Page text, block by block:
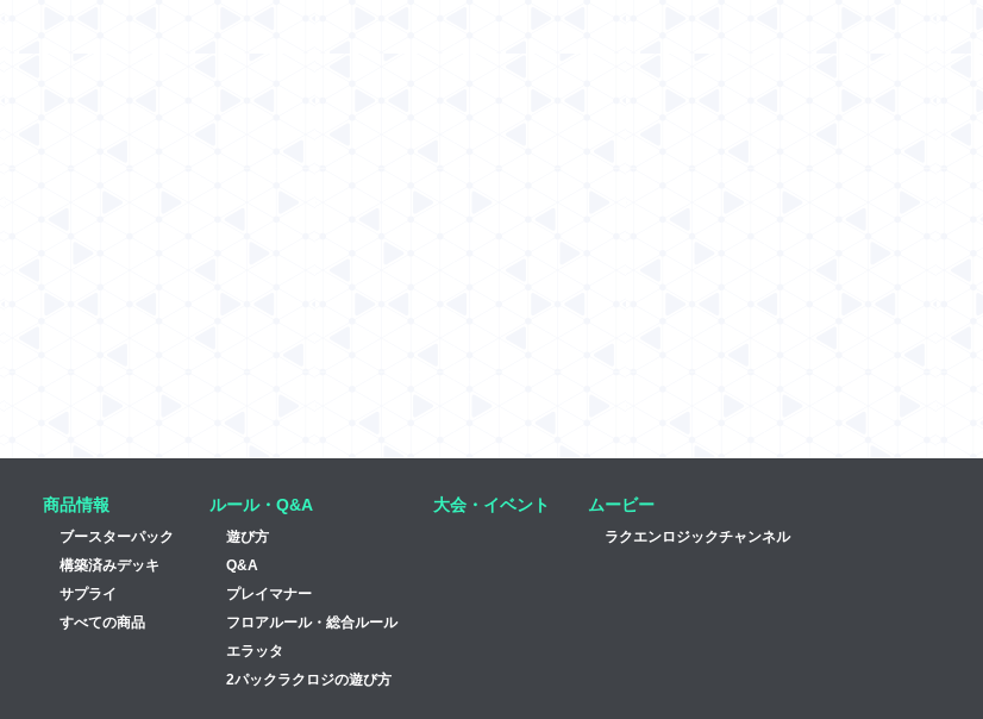
商品情報
ブースターパック
構築済みデッキ
サプライ
すべての商品
ルール・Q&A
遊び方
Q&A
プレイマナー
フロアルール・総合ルール
エラッタ
2パックラクロジの遊び方
大会・イベント ムービー
ラクエンロジックチャンネル